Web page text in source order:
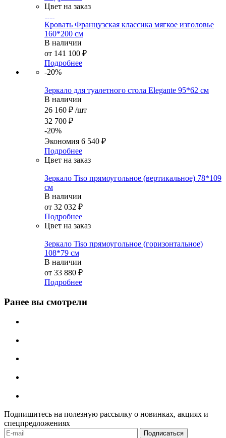
Цвет на заказ
Кровать Французская классика мягкое изголовье
160*200 см
В наличии
от 141 100 ₽
Подробнее
-20%
Зеркало для туалетного стола Elegante 95*62 см
В наличии
26 160 ₽ /шт
32 700 ₽
-20%
Экономия 6 540 ₽
Подробнее
Цвет на заказ
Зеркало Tiso прямоугольное (вертикальное) 78*109
см
В наличии
от 32 032 ₽
Подробнее
Цвет на заказ
Зеркало Tiso прямоугольное (горизонтальное)
108*79 см
В наличии
от 33 880 ₽
Подробнее
Ранее вы смотрели
Подпишитесь на полезную рассылку о новинках, акциях и
спецпредложениях